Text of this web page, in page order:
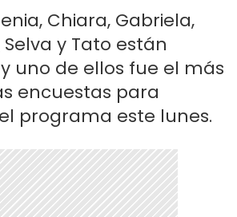
Chiara, Gabriela,
Selva y Tato están
uno de ellos fue el más
encuestas para
programa este lunes.